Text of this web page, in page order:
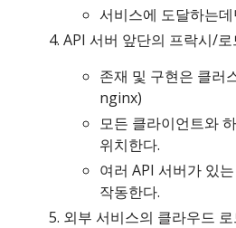
서비스에 도달하는
API 서버 앞단의 프락시/로
존재 및 구현은 클러
nginx)
모든 클라이언트와
위치한다.
여러 API 서버가 있
작동한다.
외부 서비스의 클라우드